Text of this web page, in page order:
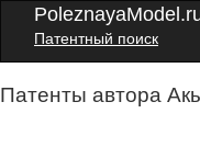
Патентный поиск
Патенты автора